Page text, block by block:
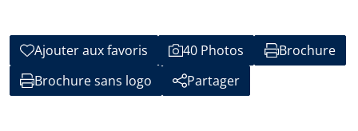
Ajouter aux favoris 40 Photos
Brochure
Brochure sans logo
Partager